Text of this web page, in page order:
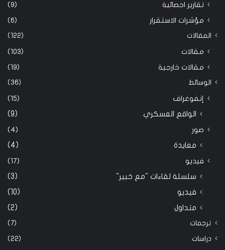
تقارير احصائية (9)
مؤشرات الاستقرار (6)
المقالات (122)
مقالات (103)
مقالات خارجية (19)
الوسائط (36)
إنفوغراف (15)
الواقع العسكري (9)
صور (4)
معايدة (4)
فيديو (17)
سلسلة لقاءات "مع خبير"
(3)
فيديو
(10)
متداول
(2)
ترجمات (7)
دراسات (22)